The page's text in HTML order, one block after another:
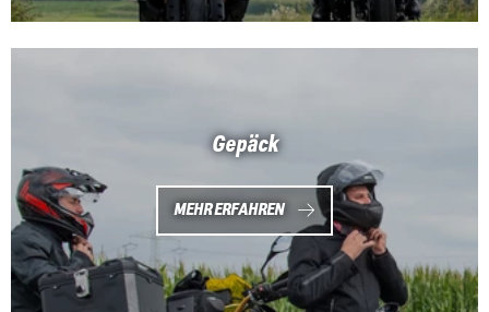
Gepäck
MEHR ERFAHREN